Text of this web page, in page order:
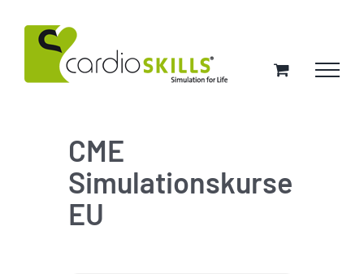
Inhalt
springen
CME
Simulationskurse
EU